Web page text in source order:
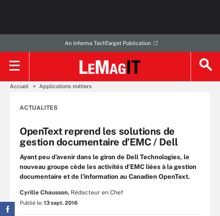
An Informa TechTarget Publication
Accueil Applications métiers
ACTUALITES
OpenText reprend les solutions de
gestion documentaire d’EMC / Dell
Ayant peu d’avenir dans le giron de Dell Technologies, le
nouveau groupe cède les activités d’EMC liées à la gestion
documentaire et de l’information au Canadien OpenText.
Cyrille Chausson, Rédacteur en Chef
Publié le: 13 sept. 2016